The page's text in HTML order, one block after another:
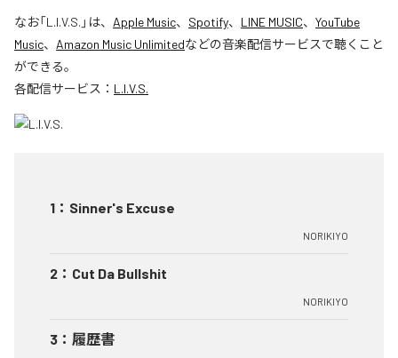
なお「L.I.V.S. 」は、 Apple Music、 Spotify、 LINE MUSIC、 YouTube
Music、 Amazon Music Unlimitedなどの音楽配信サービスで聴くこと
ができる。
各配信サービス： L.I.V.S.
1 ： Sinner's Excuse
NORIKIYO
2 ： Cut Da Bullshit
NORIKIYO
3 ： 履歴書